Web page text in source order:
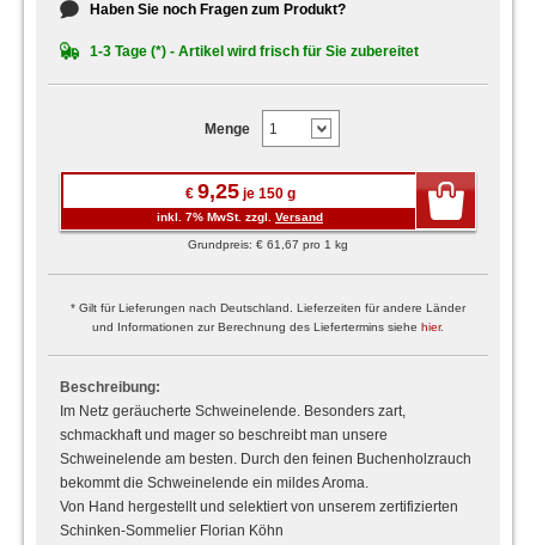
Haben Sie noch Fragen zum Produkt?
1-3 Tage (*) - Artikel wird frisch für Sie zubereitet
Menge
€ 9,25je 150 g
inkl. 7% MwSt. zzgl. Versand
Grundpreis: € 61,67 pro 1 kg
* Gilt für Lieferungen nach Deutschland. Lieferzeiten für andere Länder
und Informationen zur Berechnung des Liefertermins siehe hier.
Beschreibung:
Im Netz geräucherte Schweinelende. Besonders zart,
schmackhaft und mager so beschreibt man unsere
Schweinelende am besten. Durch den feinen Buchenholzrauch
bekommt die Schweinelende ein mildes Aroma.
Von Hand hergestellt und selektiert von unserem zertifizierten
Schinken-Sommelier Florian Köhn